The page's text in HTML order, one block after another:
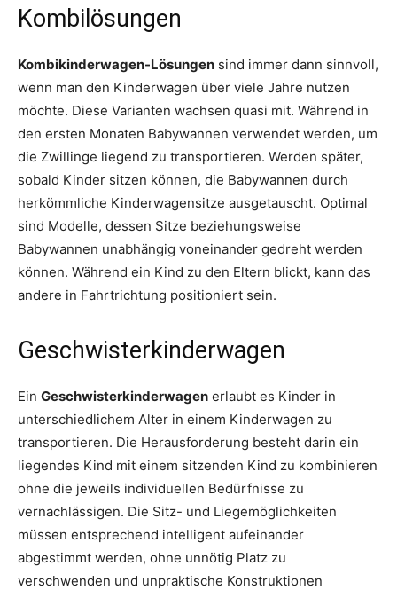
Kombilösungen
Kombikinderwagen-Lösungen sind immer dann sinnvoll,
wenn man den Kinderwagen über viele Jahre nutzen
möchte. Diese Varianten wachsen quasi mit. Während in
den ersten Monaten Babywannen verwendet werden, um
die Zwillinge liegend zu transportieren. Werden später,
sobald Kinder sitzen können, die Babywannen durch
herkömmliche Kinderwagensitze ausgetauscht. Optimal
sind Modelle, dessen Sitze beziehungsweise
Babywannen unabhängig voneinander gedreht werden
können. Während ein Kind zu den Eltern blickt, kann das
andere in Fahrtrichtung positioniert sein.
Geschwisterkinderwagen
Ein Geschwisterkinderwagen erlaubt es Kinder in
unterschiedlichem Alter in einem Kinderwagen zu
transportieren. Die Herausforderung besteht darin ein
liegendes Kind mit einem sitzenden Kind zu kombinieren
ohne die jeweils individuellen Bedürfnisse zu
vernachlässigen. Die Sitz- und Liegemöglichkeiten
müssen entsprechend intelligent aufeinander
abgestimmt werden, ohne unnötig Platz zu
verschwenden und unpraktische Konstruktionen